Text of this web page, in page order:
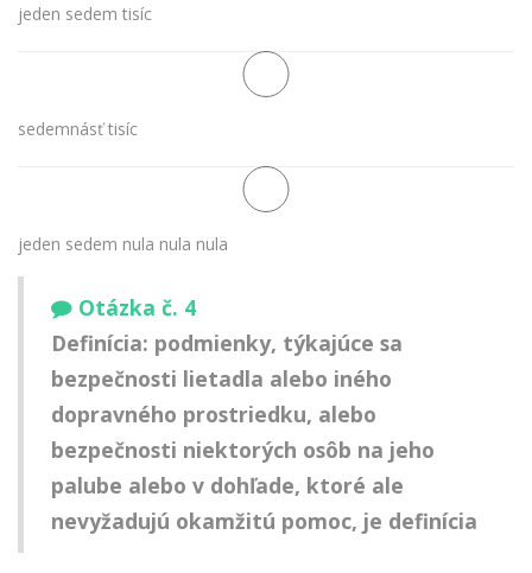
jeden sedem tisíc
sedemnásť tisíc
jeden sedem nula nula nula
Otázka č. 4
Definícia: podmienky, týkajúce sa
bezpečnosti lietadla alebo iného
dopravného prostriedku, alebo
bezpečnosti niektorých osôb na jeho
palube alebo v dohľade, ktoré ale
nevyžadujú okamžitú pomoc, je definícia